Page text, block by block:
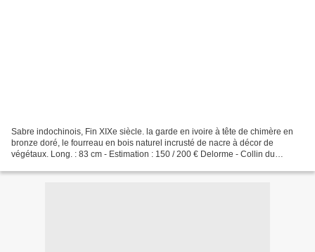
Sabre indochinois, Fin XIXe siècle. la garde en ivoire à tête de chimère en
bronze doré, le fourreau en bois naturel incrusté de nacre à décor de
végétaux. Long. : 83 cm - Estimation : 150 / 200 € Delorme - Collin du